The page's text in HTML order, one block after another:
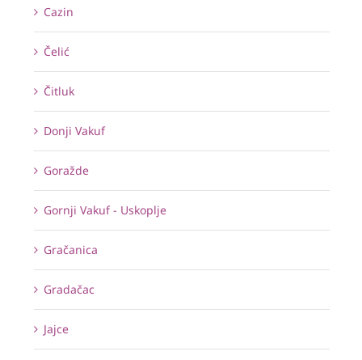
Cazin
Čelić
Čitluk
Donji Vakuf
Goražde
Gornji Vakuf - Uskoplje
Gračanica
Gradačac
Jajce